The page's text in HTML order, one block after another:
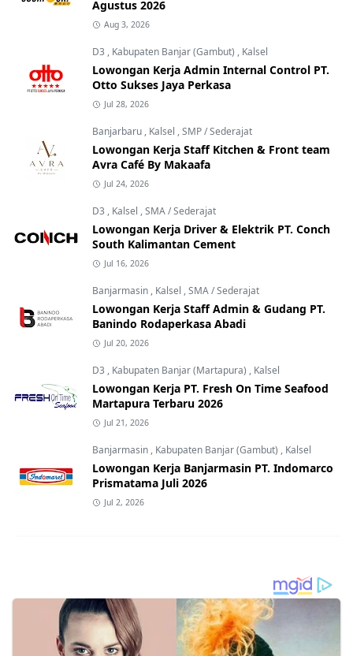
Agustus 2026
Aug 3, 2026
D3 , Kabupaten Banjar (Gambut) , Kalsel
Lowongan Kerja Admin Internal Control PT.
Otto Sukses Jaya Perkasa
Jul 28, 2026
Banjarbaru , Kalsel ,SMP / Sederajat
Lowongan Kerja Staff Kitchen & Front team
Avra Café By Makaafa
Jul 24, 2026
D3 , Kalsel ,SMA / Sederajat
Lowongan Kerja Driver & Elektrik PT. Conch
South Kalimantan Cement
Jul 16, 2026
Banjarmasin , Kalsel ,SMA / Sederajat
Lowongan Kerja Staff Admin & Gudang PT.
Banindo Rodaperkasa Abadi
Jul 20, 2026
D3 , Kabupaten Banjar (Martapura) , Kalsel
Lowongan Kerja PT. Fresh On Time Seafood
Martapura Terbaru 2026
Jul 21, 2026
Banjarmasin , Kabupaten Banjar (Gambut) , Kalsel
Lowongan Kerja Banjarmasin PT. Indomarco
Prismatama Juli 2026
Jul 2, 2026